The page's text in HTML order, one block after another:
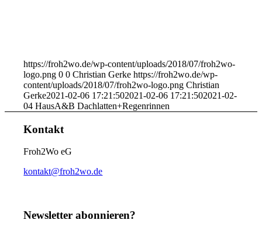
https://froh2wo.de/wp-content/uploads/2018/07/froh2wo-
logo.png 0 0 Christian Gerke https://froh2wo.de/wp-
content/uploads/2018/07/froh2wo-logo.png Christian
Gerke2021-02-06 17:21:502021-02-06 17:21:502021-02-
04 HausA&B Dachlatten+Regenrinnen
Kontakt
Froh2Wo eG
kontakt@froh2wo.de
Newsletter abonnieren?